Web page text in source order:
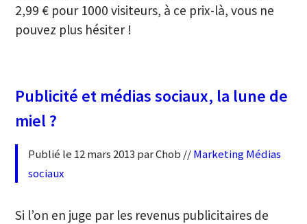
2,99 € pour 1000 visiteurs, à ce prix-là, vous ne
pouvez plus hésiter !
Publicité et médias sociaux, la lune de
miel ?
Publié le 12 mars 2013 par Chob //MarketingMédias
sociaux
Si l’on en juge par les revenus publicitaires de